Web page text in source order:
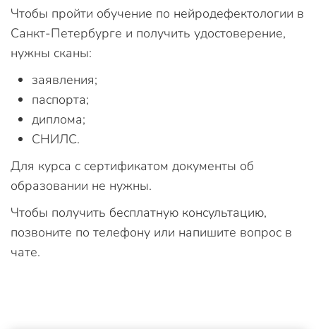
Чтобы пройти обучение по нейродефектологии в
Санкт-Петербурге и получить удостоверение,
нужны сканы:
заявления;
паспорта;
диплома;
СНИЛС.
Для курса с сертификатом документы об
образовании не нужны.
Чтобы получить бесплатную консультацию,
позвоните по телефону или напишите вопрос в
чате.